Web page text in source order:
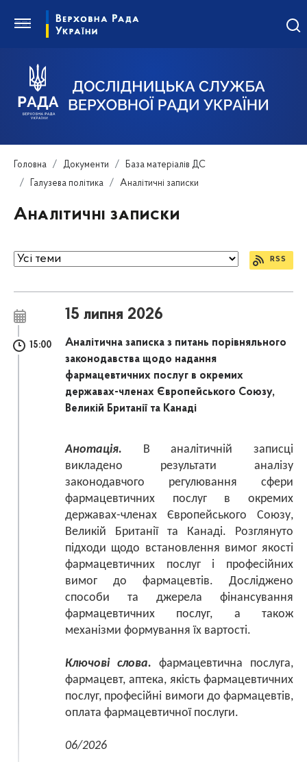
Головна Документи
База матеріалів ДС
Галузева політика
Аналітичні записки
Аналітичні записки
RSS
15 липня 2026
15:00
Аналітична записка з питань порівняльного
законодавства щодо надання
фармацевтичних послуг в окремих
державах-членах Європейського Союзу,
Великій Британії та Канаді
Анотація. В аналітичній записці
викладено результати аналізу
законодавчого регулювання сфери
фармацевтичних послуг в окремих
державах-членах Європейського Союзу,
Великій Британії та Канаді. Розглянуто
підходи щодо встановлення вимог якості
фармацевтичних послуг і професійних
вимог до фармацевтів. Досліджено
способи та джерела фінансування
фармацевтичних послуг, а також
механізми формування їх вартості.
Ключові слова. фармацевтична послуга,
фармацевт, аптека, якість фармацевтичних
послуг, професійні вимоги до фармацевтів,
оплата фармацевтичної послуги.
06/2026